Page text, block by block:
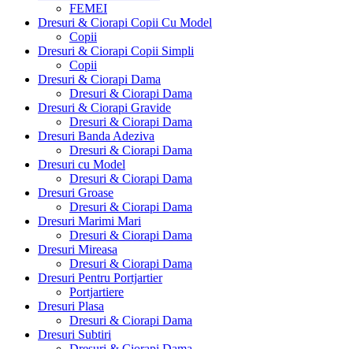
FEMEI
Dresuri & Ciorapi Copii Cu Model
Copii
Dresuri & Ciorapi Copii Simpli
Copii
Dresuri & Ciorapi Dama
Dresuri & Ciorapi Dama
Dresuri & Ciorapi Gravide
Dresuri & Ciorapi Dama
Dresuri Banda Adeziva
Dresuri & Ciorapi Dama
Dresuri cu Model
Dresuri & Ciorapi Dama
Dresuri Groase
Dresuri & Ciorapi Dama
Dresuri Marimi Mari
Dresuri & Ciorapi Dama
Dresuri Mireasa
Dresuri & Ciorapi Dama
Dresuri Pentru Portjartier
Portjartiere
Dresuri Plasa
Dresuri & Ciorapi Dama
Dresuri Subtiri